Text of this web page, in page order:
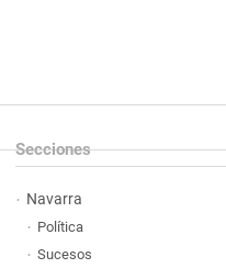
Secciones
Navarra
Política
Sucesos